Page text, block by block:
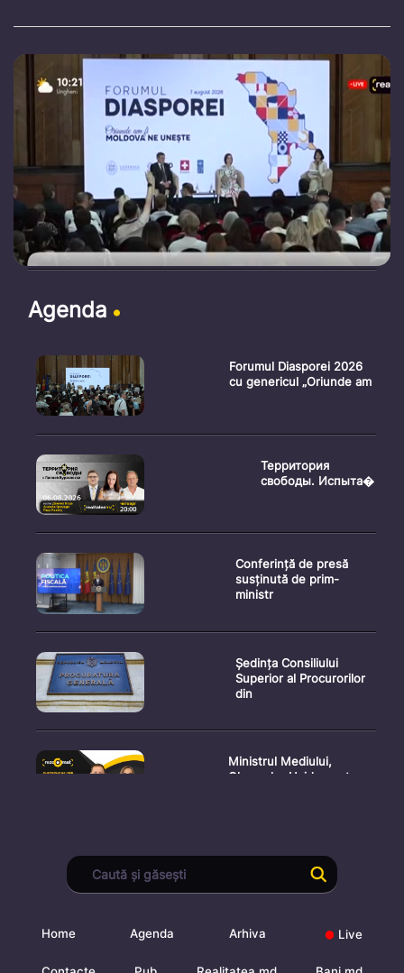
Agenda
Forumul Diasporei 2026
cu genericul „Oriunde am
Территория
свободы. Испыта�
Conferință de presă
susținută de prim-
ministr
Ședința Consiliului
Superior al Procurorilor
din
Ministrul Mediului,
Gheorghe Hajder, este
Consultări publice privind
proiectul de lege pent
Home Agenda Arhiva Live